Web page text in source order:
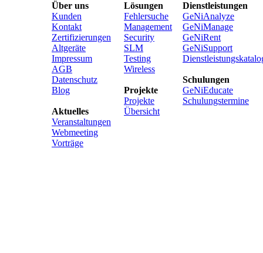
Über uns
Kunden
Kontakt
Zertifizierungen
Altgeräte
Impressum
AGB
Datenschutz
Blog
Aktuelles
Veranstaltungen
Webmeeting
Vorträge
Lösungen
Fehlersuche
Management
Security
SLM
Testing
Wireless
Projekte
Projekte
Übersicht
Dienstleistungen
GeNiAnalyze
GeNiManage
GeNiRent
GeNiSupport
Schulungen
GeNiEducate
Schulungstermine